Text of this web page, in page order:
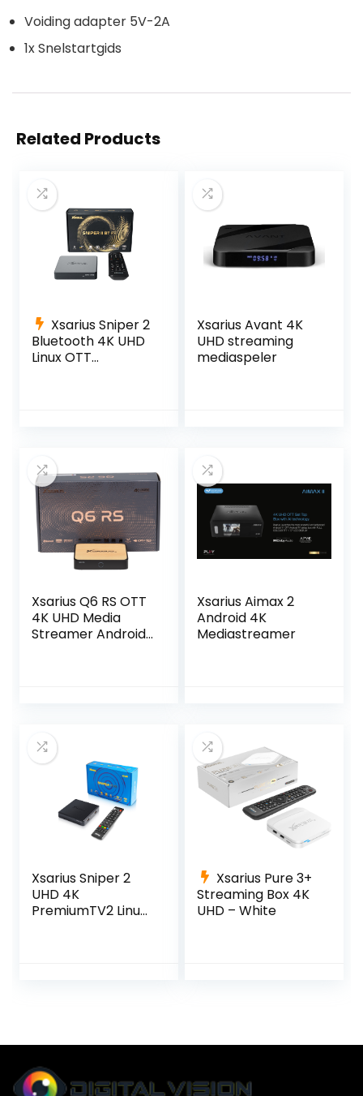
Voiding adapter 5V-2A
1x Snelstartgids
Related Products
Xsarius Sniper 2
Bluetooth 4K UHD
Linux OTT
Xsarius Avant 4K
UHD streaming
mediaspeler
Xsarius Q6 RS OTT
4K UHD Media
Streamer Android
Xsarius Aimax 2
Android 4K
Mediastreamer
Xsarius Sniper 2
UHD 4K
PremiumTV2 Linux
Xsarius Pure 3+
Streaming Box 4K
UHD – White